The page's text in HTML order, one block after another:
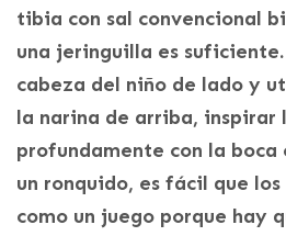
tibia con sal convencional
una jeringuilla es
cabeza del niño de lado y
la narina de arriba, inspirar
profundamente con la boca
un ronquido, es fácil que
como un juego porque hay